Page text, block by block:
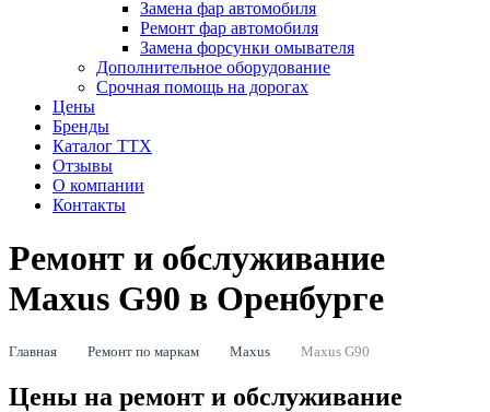
Замена фар автомобиля
Ремонт фар автомобиля
Замена форсунки омывателя
Дополнительное оборудование
Срочная помощь на дорогах
Цены
Бренды
Каталог ТТХ
Отзывы
О компании
Контакты
Ремонт и обслуживание
Maxus G90 в Оренбурге
Главная Ремонт по маркам Maxus Maxus G90
Цены на ремонт и обслуживание